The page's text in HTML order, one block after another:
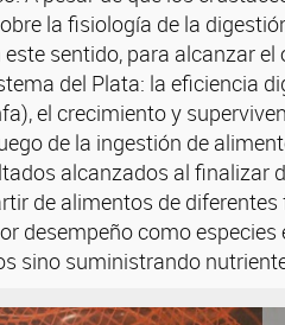
la fisiología de la
sentido, para alcanzar
del Plata: la eficiencia
el crecimiento y
de la ingestión de
alcanzados al
de alimentos de
desempeño como
sino suministrando